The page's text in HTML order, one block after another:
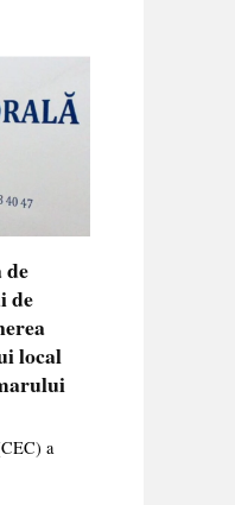
de
de
local
a